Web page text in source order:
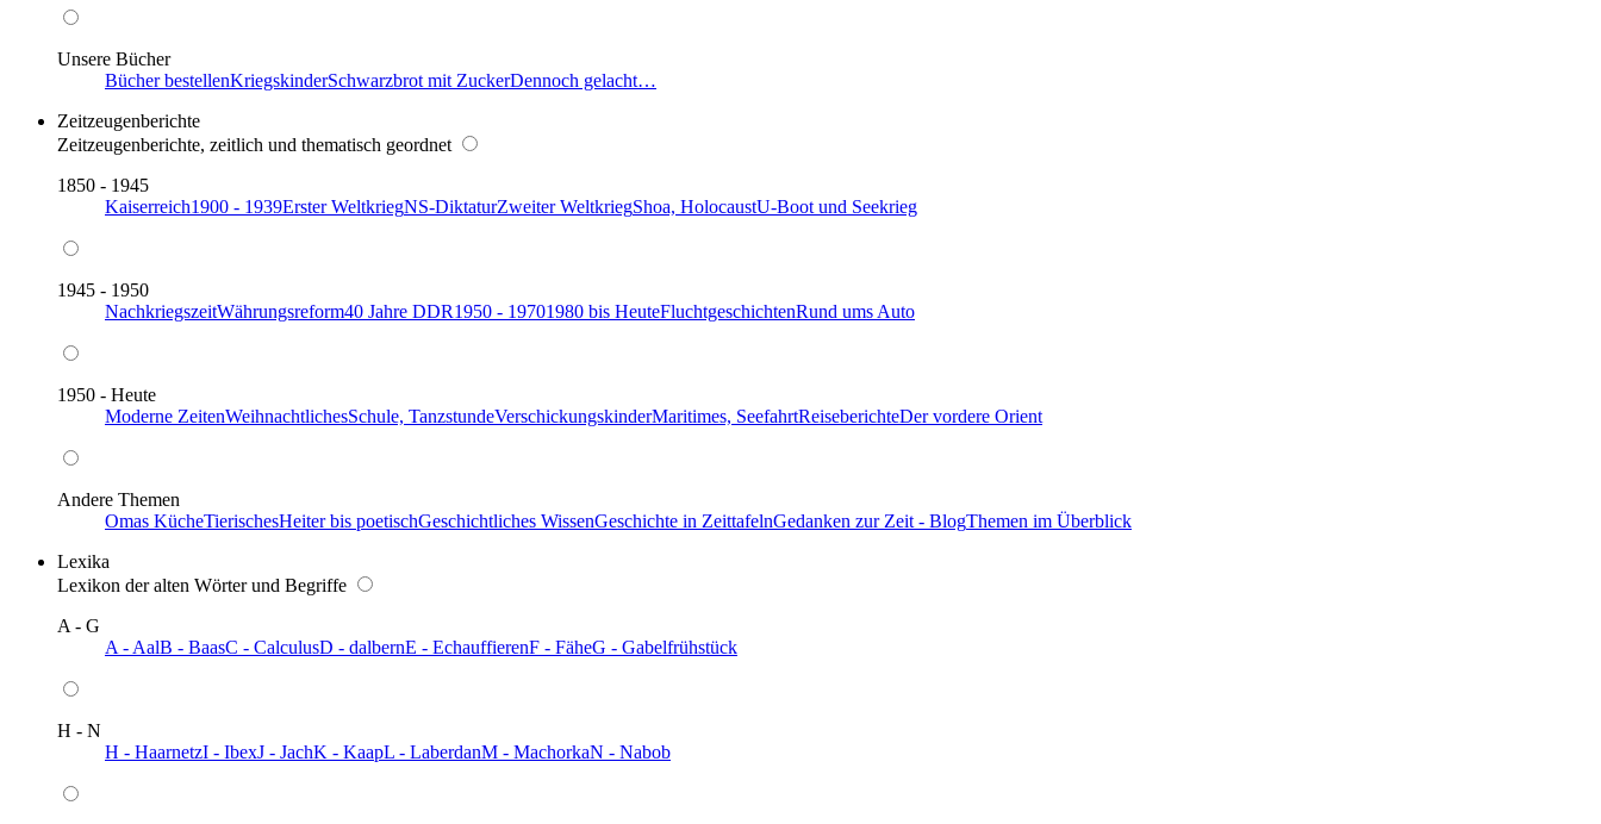
Unsere Bücher
Bücher bestellenKriegskinderSchwarzbrot mit ZuckerDennoch gelacht…
Zeitzeugenberichte
Zeitzeugenberichte, zeitlich und thematisch geordnet
1850 - 1945
Kaiserreich1900 - 1939Erster WeltkriegNS-DiktaturZweiter WeltkriegShoa, HolocaustU-Boot und Seekrieg
1945 - 1950
NachkriegszeitWährungsreform40 Jahre DDR1950 - 19701980 bis HeuteFluchtgeschichtenRund ums Auto
1950 - Heute
Moderne ZeitenWeihnachtlichesSchule, TanzstundeVerschickungskinderMaritimes, SeefahrtReiseberichteDer vordere Orient
Andere Themen
Omas KücheTierischesHeiter bis poetischGeschichtliches WissenGeschichte in ZeittafelnGedanken zur Zeit - BlogThemen im Überblick
Lexika
Lexikon der alten Wörter und Begriffe
A - G
A - AalB - BaasC - CalculusD - dalbernE - EchauffierenF - FäheG - Gabelfrühstück
H - N
H - HaarnetzI - IbexJ - JachK - KaapL - LaberdanM - MachorkaN - Nabob